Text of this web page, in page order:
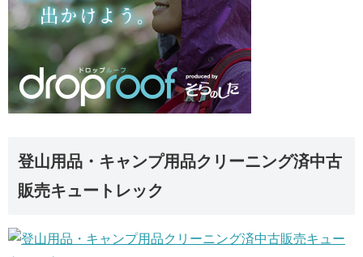
登山用品・キャンプ用品クリーニング済中古
販売キュートレック